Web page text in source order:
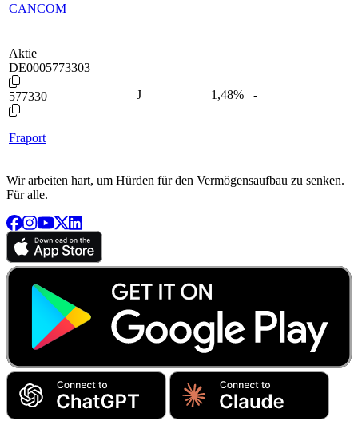
CANCOM
Aktie
DE0005773303
577330
Fraport
J 1,48% -
Wir arbeiten hart, um Hürden für den Vermögensaufbau zu senken.
Für alle.